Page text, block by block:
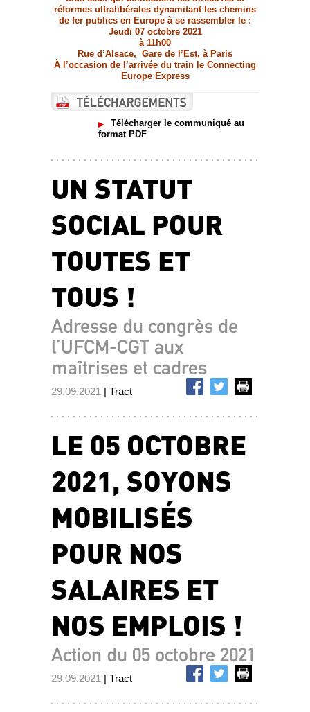
réformes ultralibérales dynamitant les chemins
de fer publics en Europe à se rassembler le :
Jeudi 07 octobre 2021
à 11h00
Rue d’Alsace, Gare de l’Est, à Paris
À l’occasion de l’arrivée du train le Connecting
Europe Express
Télécharger le communiqué au
format PDF
UN STATUT
SOCIAL POUR
TOUTES ET
TOUS !
Adresse du congrès de
l’UFCM-CGT aux
maîtrises et cadres
29.09.2021 | Tract
LE 05 OCTOBRE
2021, SOYONS
MOBILISÉS
POUR NOS
SALAIRES ET
NOS EMPLOIS !
Action du 05 octobre 2021
29.09.2021 | Tract